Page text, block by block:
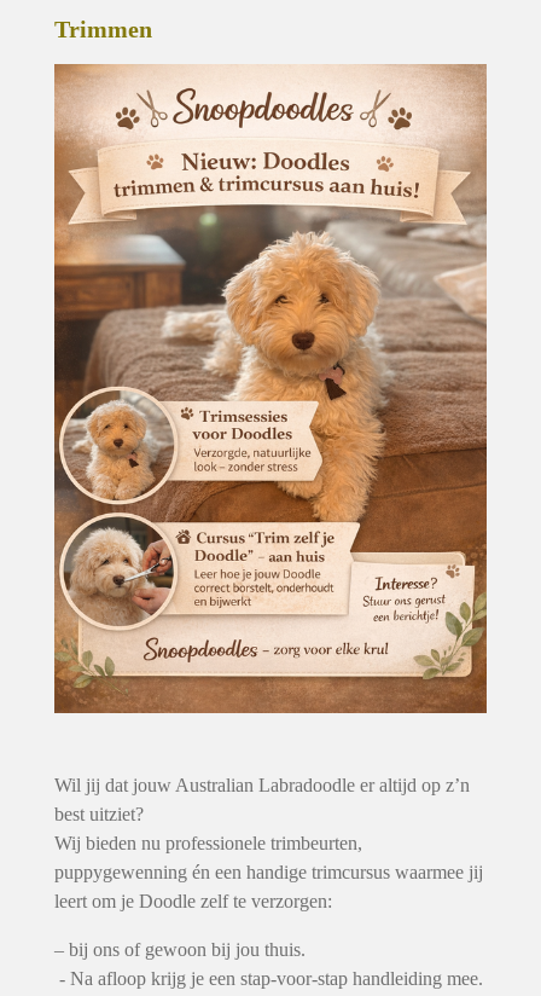
Trimmen
Wil jij dat jouw Australian Labradoodle er altijd op z’n
best uitziet?
Wij bieden nu professionele trimbeurten,
puppygewenning én een handige trimcursus waarmee jij
leert om je Doodle zelf te verzorgen:
– bij ons of gewoon bij jou thuis.
- Na afloop krijg je een stap-voor-stap handleiding mee.